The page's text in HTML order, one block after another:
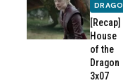
[Recap]
House
of the
Dragon
3x07